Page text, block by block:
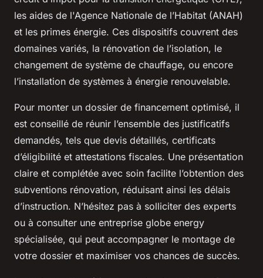
les aides de l'Agence Nationale de l’Habitat (ANAH)
et les primes énergie. Ces dispositifs couvrent des
domaines variés, la rénovation de l’isolation, le
changement de système de chauffage, ou encore
l’installation de systèmes à énergie renouvelable.
Pour monter un dossier de financement optimisé, il
est conseillé de réunir l’ensemble des justificatifs
demandés, tels que devis détaillés, certificats
d’éligibilité et attestations fiscales. Une présentation
claire et complétée avec soin facilite l’obtention des
subventions rénovation, réduisant ainsi les délais
d’instruction. N’hésitez pas à solliciter des experts
ou à consulter une entreprise globe energy
spécialisée, qui peut accompagner le montage de
votre dossier et maximiser vos chances de succès.